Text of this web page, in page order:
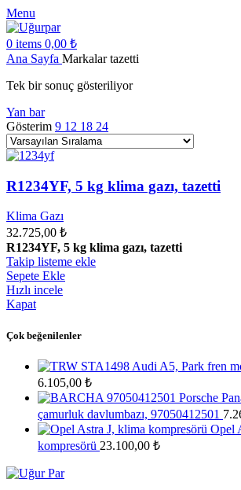
Menu
0 items 0,00 ₺
Ana Sayfa Markalartazetti
Tek bir sonuç gösteriliyor
Yan bar
Gösterim 9 12 18 24
R1234YF, 5 kg klima gazı, tazetti
Klima Gazı
32.725,00 ₺
R1234YF, 5 kg klima gazı, tazetti
Takip listeme ekle
Sepete Ekle
Hızlı incele
Kapat
Çok beğenilenler
Audi A5, Park fren
6.105,00 ₺
Porsche
çamurluk davlumbazı, 97050412501
Opel
kompresörü 23.100,00 ₺